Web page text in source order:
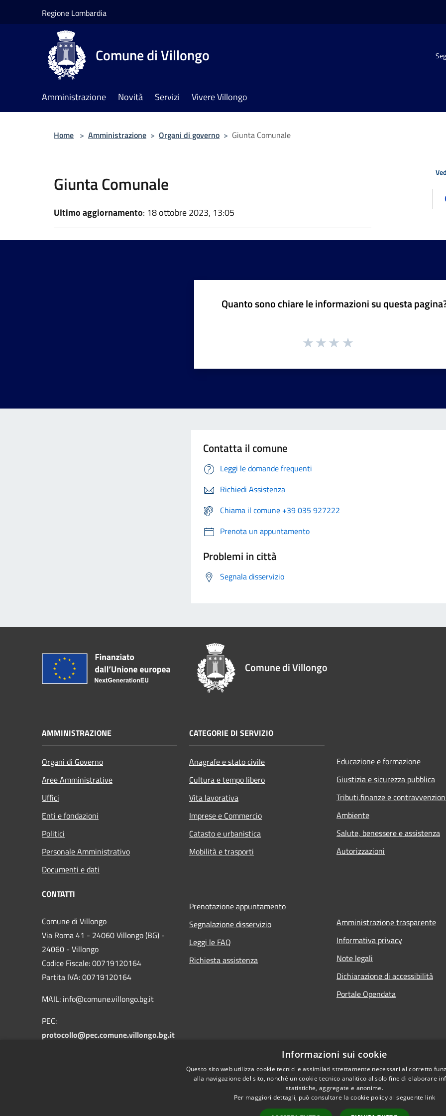
Regione Lombardia
Comune di Villongo
Amministrazione Novità Servizi Vivere Villongo
Home > Amministrazione > Organi di governo > Giunta Comunale
Giunta Comunale
Ultimo aggiornamento: 18 ottobre 2023, 13:05
Quanto sono chiare le informazioni su questa
Contatta il comune
Leggi le domande frequenti
Richiedi Assistenza
Chiama il comune +39 035 927222
Prenota un appuntamento
Problemi in città
Segnala disservizio
Comune di Villongo
AMMINISTRAZIONE
Organi di Governo
Aree Amministrative
Uffici
Enti e fondazioni
Politici
Personale Amministrativo
Documenti e dati
CATEGORIE DI SERVIZIO
Anagrafe e stato civile
Cultura e tempo libero
Vita lavorativa
Imprese e Commercio
Catasto e urbanistica
Mobilità e trasporti
Educazione e formazione
Giustizia e sicurezza pubblica
Tributi,finanze e
Ambiente
Salute, benessere e assistenza
Autorizzazioni
CONTATTI
Comune di Villongo
Via Roma 41 - 24060 Villongo (BG) -
24060 - Villongo
Codice Fiscale: 00719120164
Partita IVA: 00719120164
MAIL: info@comune.villongo.bg.it
PEC:
protocollo@pec.comune.villongo.bg.it
Prenotazione appuntamento
Segnalazione disservizio
Leggi le FAQ
Richiesta assistenza
Amministrazione trasparente
Informativa privacy
Note legali
Dichiarazione di accessibilità
Portale Opendata
Copyright © 2026 • Comune
Informazioni sui cookie
Questo sito web utilizza cookie tecnici e assimilati strettamente necessari al corretto
alla navigazione del sito, nonché un cookie tecnico analitico al solo fine di elaborare
statistiche, aggregate e anonime.
Per maggiori dettagli, può consultare la cookie policy al seguente link